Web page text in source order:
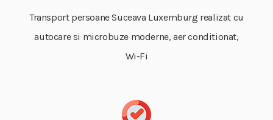
Transport persoane Suceava Luxemburg realizat cu
autocare si microbuze moderne, aer conditionat,
Wi-Fi